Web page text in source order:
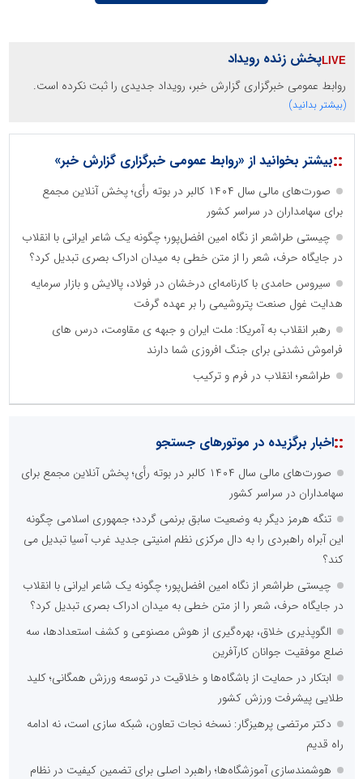
پخش زنده رویداد
روابط عمومی خبرگزاری گزارش خبر، رویداد جدیدی را ثبت نکرده است.
(بیشتر بدانید)
::بیشتر بخوانید از «روابط عمومی خبرگزاری گزارش خبر»
صورت‌های مالی سال ۱۴۰۴ کالبر در بوته رأی؛ پخش آنلاین مجمع
برای سهامداران در سراسر کشور
چیستی طراشعر از نگاه امین افضل‌پور؛ چگونه یک شاعر ایرانی با انقلاب
در جایگاه حرف، شعر را از متن خطی به میدان ادراک بصری تبدیل کرد؟
سیروس حامدی با کارنامه‌ای درخشان در فولاد، پالایش و بازار سرمایه
هدایت غول صنعت پتروشیمی را بر عهده گرفت
رهبر انقلاب به آمریکا: ملت ایران و جبهه ی مقاومت، درس های
فراموش نشدنی برای جنگ افروزی شما دارند
طراشعر؛ انقلاب در فرم و ترکیب
::اخبار برگزیده در موتورهای جستجو
صورت‌های مالی سال ۱۴۰۴ کالبر در بوته رأی؛ پخش آنلاین مجمع برای
سهامداران در سراسر کشور
تنگه هرمز دیگر به وضعیت سابق برنمی گردد؛ جمهوری اسلامی چگونه
این آبراه راهبردی را به دال مرکزی نظم امنیتی جدید غرب آسیا تبدیل می
کند؟
چیستی طراشعر از نگاه امین افضل‌پور؛ چگونه یک شاعر ایرانی با انقلاب
در جایگاه حرف، شعر را از متن خطی به میدان ادراک بصری تبدیل کرد؟
الگوپذیری خلاق، بهره‌گیری از هوش مصنوعی و کشف استعدادها، سه
ضلع موفقیت جوانان کارآفرین
ابتکار در حمایت از باشگاه‌ها و خلاقیت در توسعه ورزش همگانی؛ کلید
طلایی پیشرفت ورزش کشور
دکتر مرتضی پرهیزگار: نسخه نجات تعاون، شبکه سازی است، نه ادامه
راه قدیم
هوشمندسازی آموزشگاه‌ها؛ راهبرد اصلی برای تضمین کیفیت در نظام